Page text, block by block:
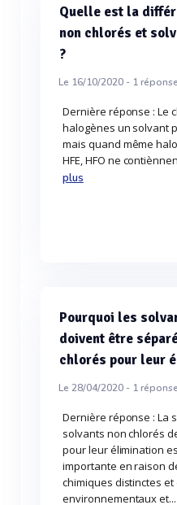
Quelle est la
non chlorés et
?
Le 16/10/2020 - 1réponse
Dernière réponse : Le
halogènes un solvant
mais quand même
HFE, HFO ne
plus
Pourquoi les
doivent être
chlorés pour leur
Le 28/04/2020 - 1réponse
Dernière réponse : La
solvants non chlorés
pour leur élimination
importante en raison
chimiques distinctes et
environnementaux